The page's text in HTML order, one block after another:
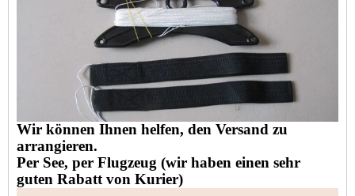
Wir können Ihnen helfen, den Versand zu
arrangieren.
Per See, per Flugzeug (wir haben einen sehr
guten Rabatt von Kurier)